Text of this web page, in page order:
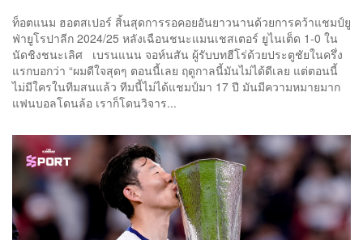
ท็อตแนม ฮอตสเปอร์ สิ้นสุดการรอคอยอันยาวนานด้วยการคว้าแชมป์ยู
ฟ่ายูโรปาลีก 2024/25 หลังเฉือนชนะแมนเชสเตอร์ ยูไนเต็ด 1-0 ใน
นัดชิงชนะเลิศ เบรนแนน จอห์นสัน ผู้รับบทฮีโร่ด้วยประตูชัยในครึ่ง
แรกบอกว่า “ผมดีใจสุดๆ ตอนนี้เลย ฤดูกาลนี้มันไม่ได้ดีเลย แต่ตอนนี้
ไม่มีใครในทีมสนแล้ว ทีมนี้ไม่ได้แชมป์มา 17 ปี มันมีความหมายมาก
แฟนบอลโดนล้อ เราก็โดนวิจาร...